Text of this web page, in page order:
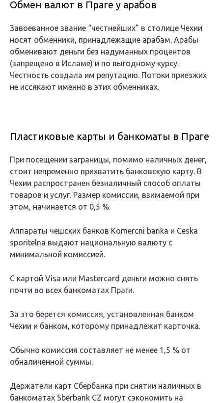
Обмен валют в Праге у арабов
Завоеванное звание “честнейших” в столице Чехии
носят обменники, принадлежащие арабам. Арабы
обменивают деньги без надуманных процентов
(запрещено в Исламе) и по выгодному курсу.
Честность создала им репутацию. Потоки приезжих
не иссякают именно в этих обменниках.
Пластиковые карты и банкоматы в Праге
При посещении заграницы, помимо наличных денег,
стоит непременно прихватить банковскую карту. В
Чехии распространен безналичный способ оплаты
товаров и услуг. Размер комиссии, взимаемой при
этом, начинается от 0,5 %.
Аппараты чешских банков Komercni banka и Ceska
sporitelna выдают национальную валюту с
минимальной комиссией.
С картой Visa или Mastercard деньги можно снять
почти во всех банкоматах Праги.
За это берется комиссия, установленная банком
Чехии и банком, которому принадлежит карточка.
Обычно комиссия составляет не менее 1,5 % от
обналиченной суммы.
Держатели карт Сбербанка при снятии наличных в
банкоматах Sberbank CZ могут сэкономить на